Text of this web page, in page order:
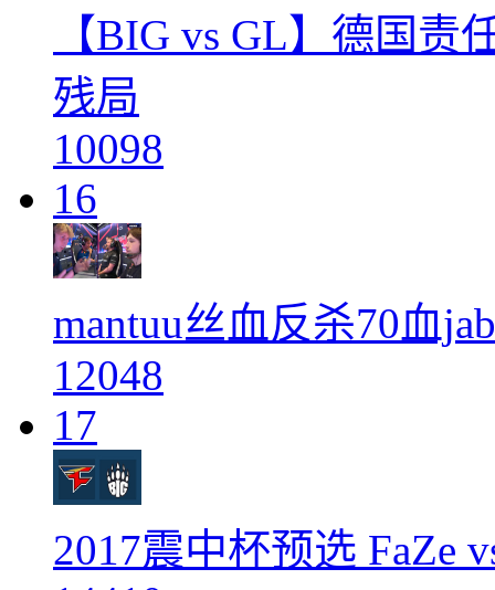
【BIG vs GL】德国责
残局
10098
16
mantuu丝血反杀70血
12048
17
2017震中杯预选 FaZe